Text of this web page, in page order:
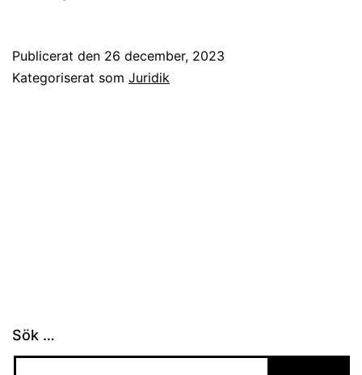
Publicerat den 26 december, 2023
Kategoriserat som Juridik
Sök …